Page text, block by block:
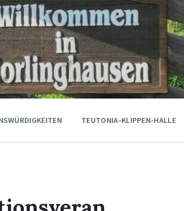
TEUTONIA-KLIPPEN-HALLE